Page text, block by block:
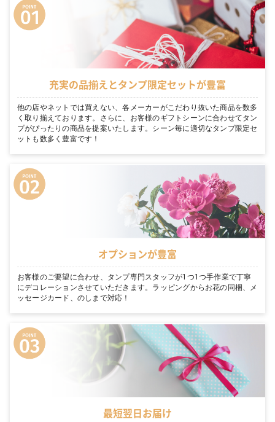
充実の品揃えとタンプ限定セットが豊富
他の店やネットでは買えない、各メーカーがこだわり抜いた商品を数多
く取り揃えております。さらに、お客様のギフトシーンに合わせてタン
プがぴったりの商品を提案いたします。シーン毎に適切なタンプ限定セ
ットも数多く豊富です！
オプションが豊富
お客様のご要望に合わせ、タンプ専門スタッフが1つ1つ手作業で丁寧
にデコレーションさせていただきます。ラッピングからお花の同梱、メ
ッセージカード、のしまで対応！
最短翌日お届け